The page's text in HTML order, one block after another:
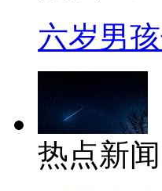
六岁男
热点新闻